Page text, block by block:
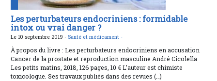
Les perturbateurs endocriniens : formidable
intox ou vrai danger ?
Le 10 septembre 2019 - Santé et médicament -
À propos du livre : Les perturbateurs endocriniens en accusation
Cancer de la prostate et reproduction masculine André Cicolella
Les petits matins, 2018, 126 pages, 10 € L’auteur est chimiste
toxicologue. Ses travaux publiés dans des revues (…)